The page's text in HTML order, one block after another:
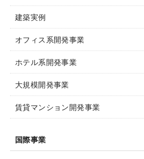
建築実例
オフィス系開発事業
ホテル系開発事業
大規模開発事業
賃貸マンション開発事業
国際事業